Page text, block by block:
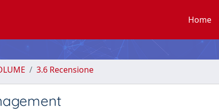
Home
3.6 Recensione